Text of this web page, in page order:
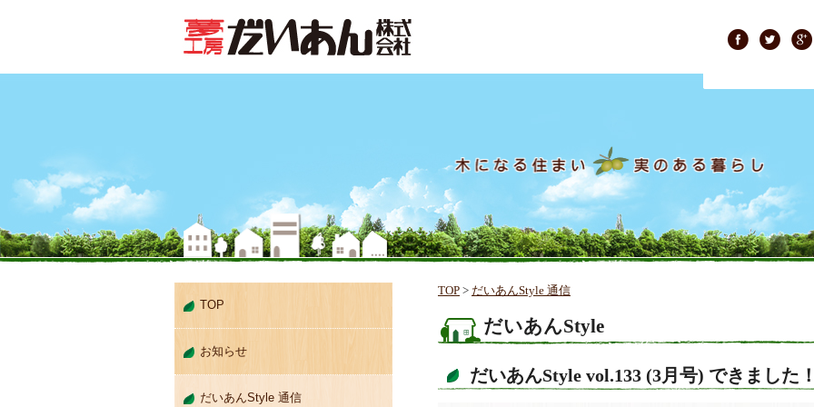
TOP
お知らせ
だいあんStyle 通信
TOP > だいあんStyle 通信
だいあんStyle
だいあんStyle vol.133 (3月号) できました